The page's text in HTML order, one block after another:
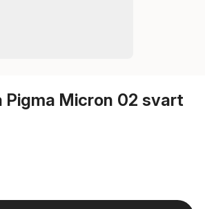
Pigma Micron 02 svart
antal röster: